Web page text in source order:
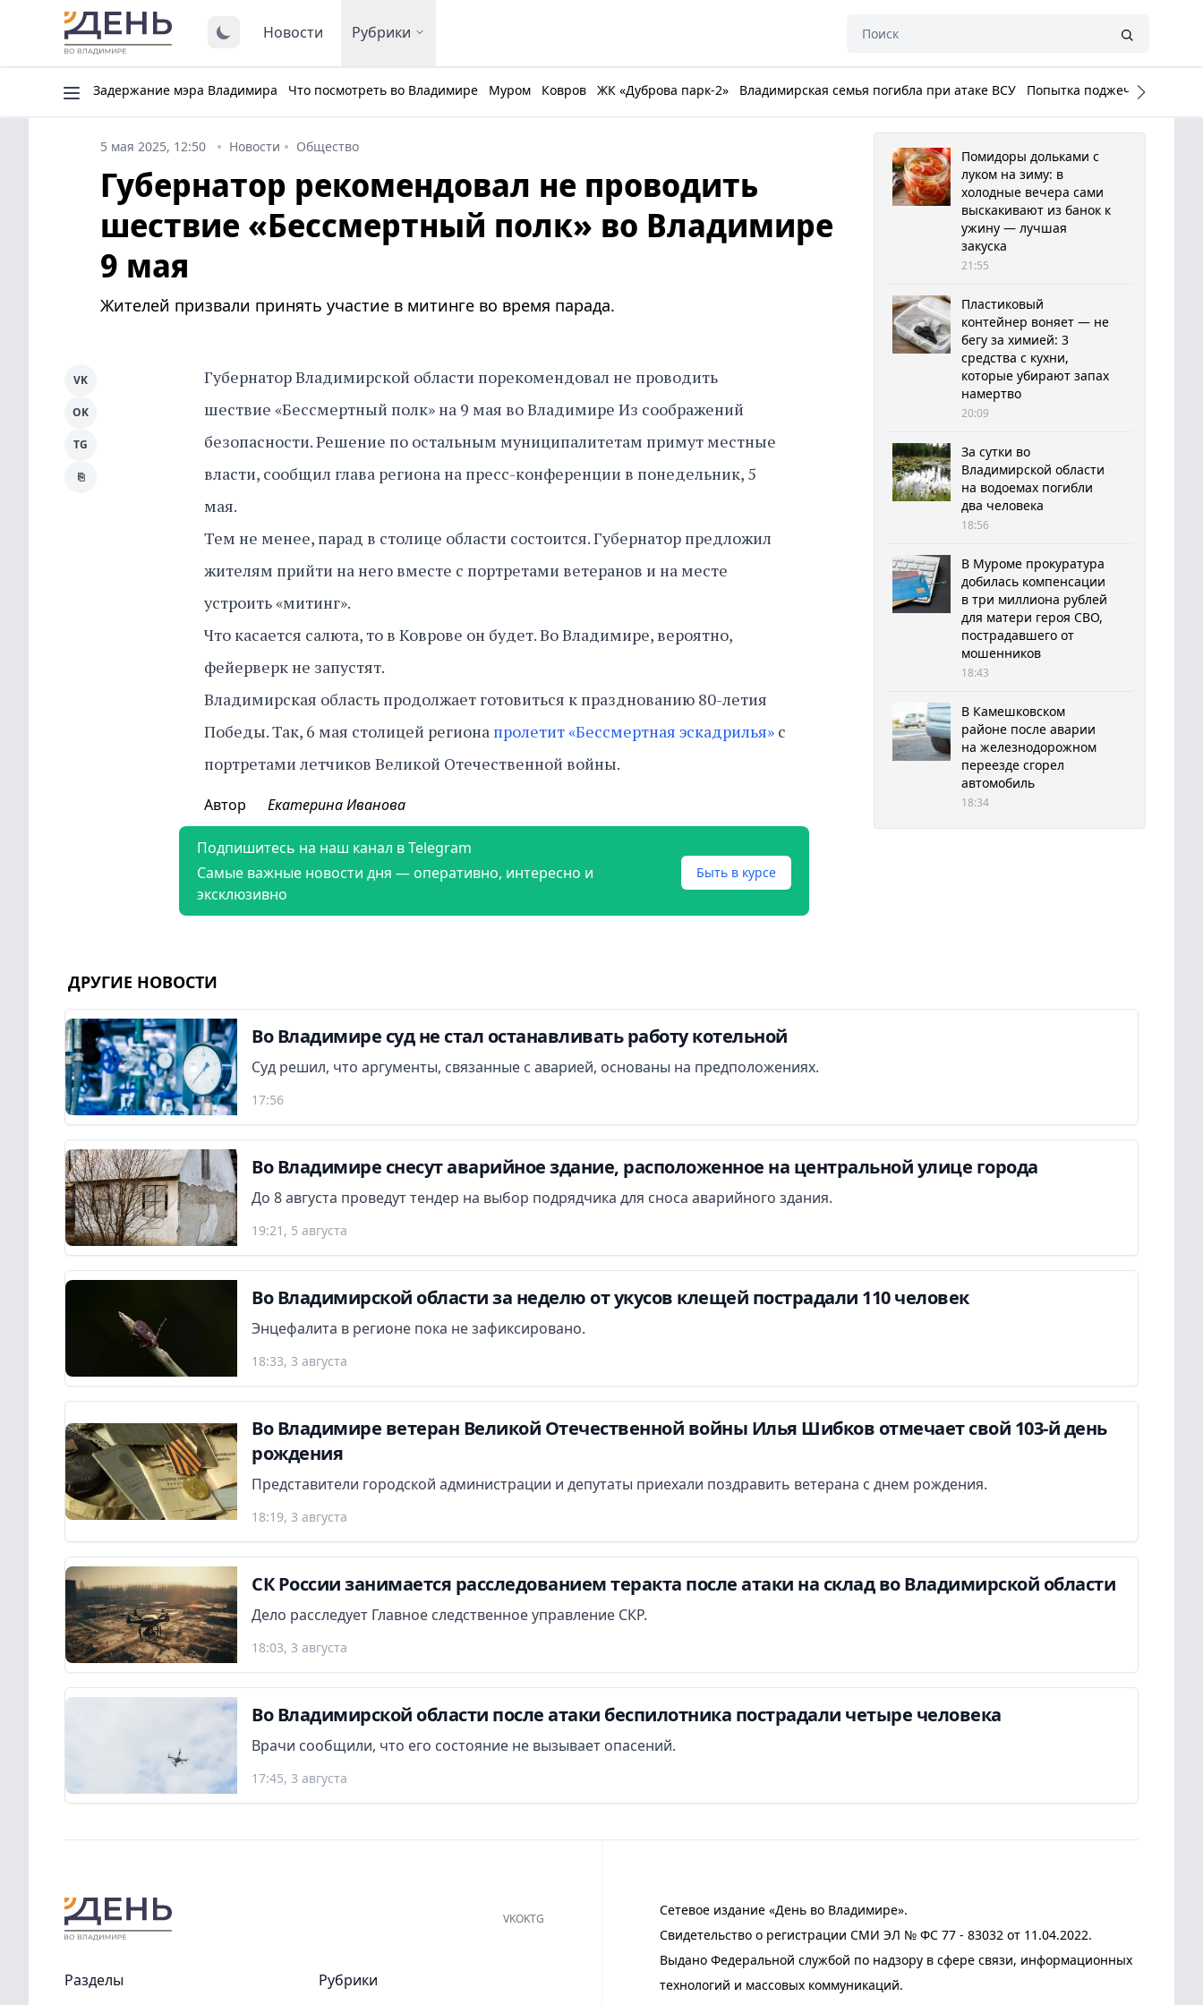
Новости Рубрики
Задержание мэра Владимира Что посмотреть во Владимире Муром Ковров ЖК «Дуброва парк-2» Владимирская семья погибла при атаке ВСУ Попытка поджечь Белый
5 мая 2025, 12:50 Новости Общество
Губернатор рекомендовал не проводить
шествие «Бессмертный полк» во Владимире
9 мая
Жителей призвали принять участие в митинге во время парада.
Губернатор Владимирской области порекомендовал не проводить
шествие «Бессмертный полк» на 9 мая во Владимире Из соображений
безопасности. Решение по остальным муниципалитетам примут местные
власти, сообщил глава региона на пресс-конференции в понедельник, 5
мая.
Тем не менее, парад в столице области состоится. Губернатор предложил
жителям прийти на него вместе с портретами ветеранов и на месте
устроить «митинг».
Что касается салюта, то в Коврове он будет. Во Владимире, вероятно,
фейерверк не запустят.
Владимирская область продолжает готовиться к празднованию 80-летия
Победы. Так, 6 мая столицей региона пролетит «Бессмертная эскадрилья» с
портретами летчиков Великой Отечественной войны.
VK
OK
TG
⎘
Автор Екатерина Иванова
Подпишитесь на наш канал в Telegram
Самые важные новости дня — оперативно, интересно и
эксклюзивно
Быть в курсе
Помидоры дольками с
луком на зиму: в
холодные вечера сами
выскакивают из банок к
ужину — лучшая
закуска
21:55
Пластиковый
контейнер воняет — не
бегу за химией: 3
средства с кухни,
которые убирают запах
намертво
20:09
За сутки во
Владимирской области
на водоемах погибли
два человека
18:56
В Муроме прокуратура
добилась компенсации
в три миллиона рублей
для матери героя СВО,
пострадавшего от
мошенников
18:43
В Камешковском
районе после аварии
на железнодорожном
переезде сгорел
автомобиль
18:34
ДРУГИЕ НОВОСТИ
Во Владимире суд не стал останавливать работу котельной
Суд решил, что аргументы, связанные с аварией, основаны на предположениях.
17:56
Во Владимире снесут аварийное здание, расположенное на центральной улице города
До 8 августа проведут тендер на выбор подрядчика для сноса аварийного здания.
19:21, 5 августа
Во Владимирской области за неделю от укусов клещей пострадали 110 человек
Энцефалита в регионе пока не зафиксировано.
18:33, 3 августа
Во Владимире ветеран Великой Отечественной войны Илья Шибков отмечает свой 103-й день
рождения
Представители городской администрации и депутаты приехали поздравить ветерана с днем рождения.
18:19, 3 августа
СК России занимается расследованием теракта после атаки на склад во Владимирской области
Дело расследует Главное следственное управление СКР.
18:03, 3 августа
Во Владимирской области после атаки беспилотника пострадали четыре человека
Врачи сообщили, что его состояние не вызывает опасений.
17:45, 3 августа
Сетевое издание «День во Владимире».
Свидетельство о регистрации СМИ ЭЛ № ФС 77 - 83032 от 11.04.2022.
Выдано Федеральной службой по надзору в сфере связи, информационных
технологий и массовых коммуникаций.
VKOKTG
Разделы Рубрики